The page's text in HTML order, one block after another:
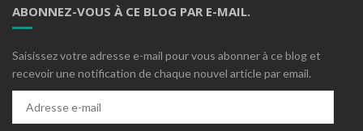
ABONNEZ-VOUS À CE BLOG PAR E-MAIL.
Saisissez votre adresse e-mail pour vous abonner à ce blog et
recevoir une notification de chaque nouvel article par email.